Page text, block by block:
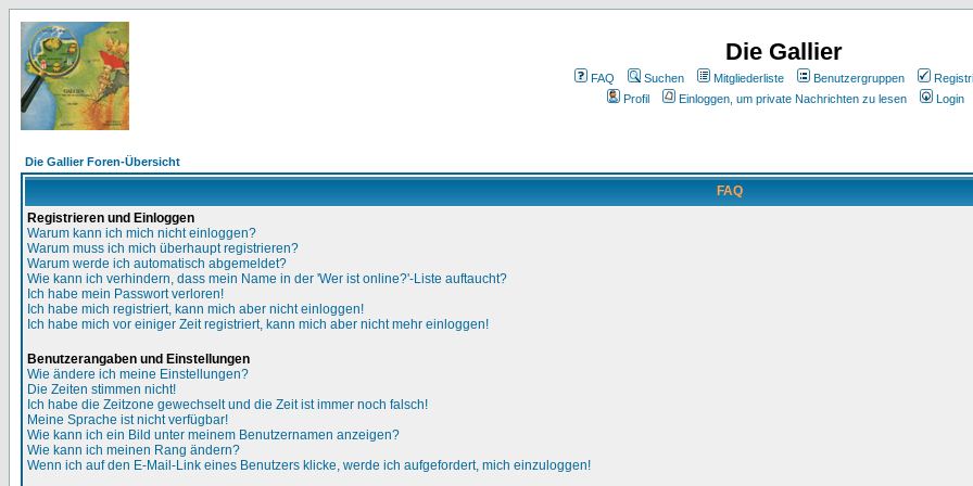
Die Gallier
FAQ Suchen Mitgliederliste Benutzergruppen
Profil
Einloggen, um private Nachrichten zu lesen Login
Die Gallier Foren-Übersicht
FAQ
Registrieren und Einloggen
Warum kann ich mich nicht einloggen?
Warum muss ich mich überhaupt registrieren?
Warum werde ich automatisch abgemeldet?
Wie kann ich verhindern, dass mein Name in der 'Wer ist online?'-Liste auftaucht?
Ich habe mein Passwort verloren!
Ich habe mich registriert, kann mich aber nicht einloggen!
Ich habe mich vor einiger Zeit registriert, kann mich aber nicht mehr einloggen!
Benutzerangaben und Einstellungen
Wie ändere ich meine Einstellungen?
Die Zeiten stimmen nicht!
Ich habe die Zeitzone gewechselt und die Zeit ist immer noch falsch!
Meine Sprache ist nicht verfügbar!
Wie kann ich ein Bild unter meinem Benutzernamen anzeigen?
Wie kann ich meinen Rang ändern?
Wenn ich auf den E-Mail-Link eines Benutzers klicke, werde ich aufgefordert, mich einzuloggen!